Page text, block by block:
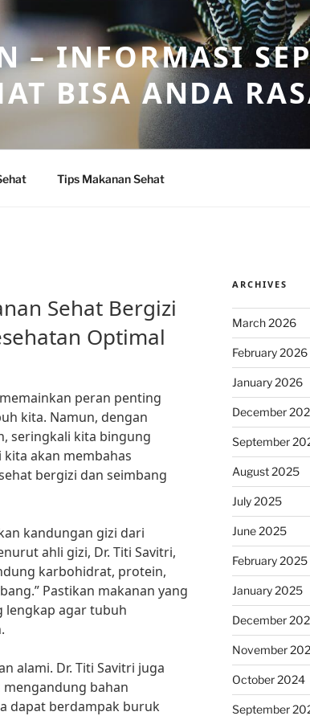
– INFORMASI
BISA ANDA
Tips Makanan Sehat
Sehat Bergizi
Optimal
peran penting
kita. Namun, dengan
seringkali kita bingung
akan membahas
bergizi dan seimbang
kandungan gizi dari
ahli gizi, Dr. Titi Savitri,
karbohidrat, protein,
Pastikan makanan yang
lengkap agar tubuh
alami. Dr. Titi Savitri juga
mengandung bahan
dapat berdampak buruk
ARCHIVES
March 2026
February 2026
January 2026
December
September
August 2025
July 2025
June 2025
February 2025
January 2025
December
November
October 2024
September